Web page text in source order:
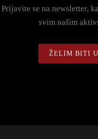
Prijavite se na newsletter,
svim našim
ŽELIM BITI